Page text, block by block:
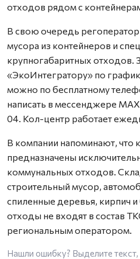
отходов рядом с
В свою очередь регоператор
мусора из контейнеров и
крупногабаритных отходов.
«ЭкоИнтегратору» по
можно по бесплатному
написать в мессенджере
04. Кол-центр работает
В компании напоминают,
предназначены
коммунальных отходов.
строительный мусор,
спиленные деревья, кирпич
отходы не входят в состав
региональным оператором.
Нашли ошибку? Выделите